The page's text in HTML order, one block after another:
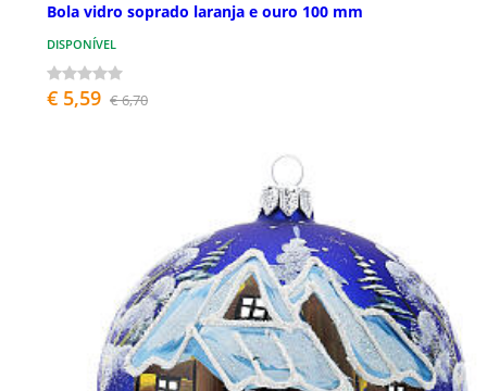
Bola vidro soprado laranja e ouro 100 mm
DISPONÍVEL
€ 5,59 € 6,70